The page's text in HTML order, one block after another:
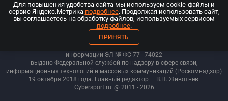
© ООО «Киберспорт.ру» — Все права защищены
18+
ООО «Киберспорт.ру». Свидетельство о регистрации средств массовой
информации ЭЛ № ФС 77 - 74022
выдано Федеральной службой по надзору в сфере связи,
информационных технологий и массовых коммуникаций (Роскомнадзор)
19 октября 2018 года. Главный редактор — В.Н. Животнев.
Cybersport.ru @ 2011 - 2026
Для повышения удобства сайта мы используем cookie-файлы и
сервис Яндекс.Метрика подробнее. Продолжая использовать сайт,
вы соглашаетесь на обработку файлов, используемых сервисом
подробнее.
ПРИНЯТЬ